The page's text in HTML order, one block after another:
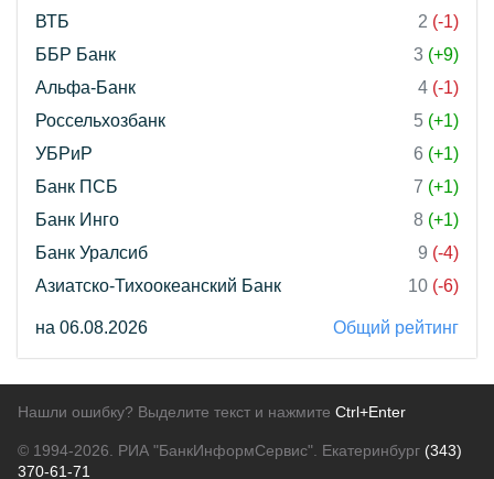
ВТБ
2 (-1)
ББР Банк
3 (+9)
Альфа-Банк
4 (-1)
Россельхозбанк
5 (+1)
УБРиР
6 (+1)
Банк ПСБ
7 (+1)
Банк Инго
8 (+1)
Банк Уралсиб
9 (-4)
Азиатско-Тихоокеанский Банк
10 (-6)
на 06.08.2026 Общий рейтинг
Нашли ошибку? Выделите текст и нажмите Ctrl+Enter
© 1994-2026. РИА "БанкИнформСервис". Екатеринбург (343)
370-61-71